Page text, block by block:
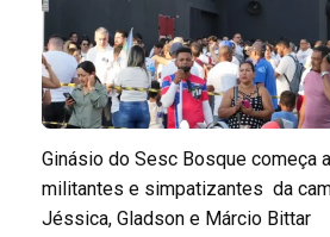
Ginásio do Sesc Bosque começa
militantes e simpatizantes da
Jéssica, Gladson e Márcio Bittar